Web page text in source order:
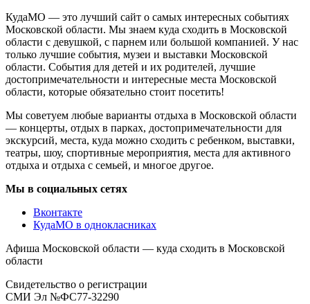
КудаМО — это лучший сайт о самых интересных событиях
Московской области. Мы знаем куда сходить в Московской
области с девушкой, с парнем или большой компанией. У нас
только лучшие события, музеи и выставки Московской
области. События для детей и их родителей, лучшие
достопримечательности и интересные места Московской
области, которые обязательно стоит посетить!
Мы советуем любые варианты отдыха в Московской области
— концерты, отдых в парках, достопримечательности для
экскурсий, места, куда можно сходить с ребенком, выставки,
театры, шоу, спортивные мероприятия, места для активного
отдыха и отдыха с семьей, и многое другое.
Мы в социальных сетях
Вконтакте
КудаМО в однокласниках
Афиша Московской области — куда сходить в Московской
области
Свидетельство о регистрации
СМИ Эл №ФС77-32290